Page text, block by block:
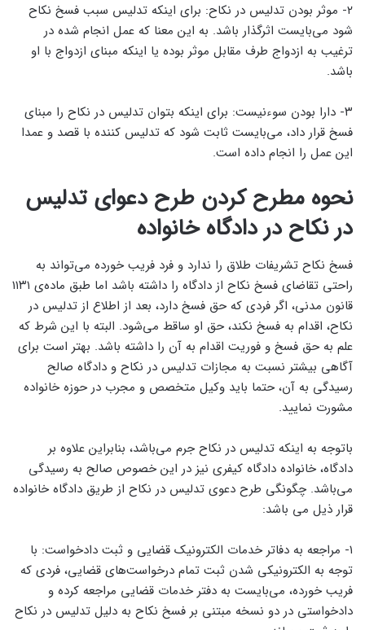
۲- موثر بودن تدلیس در نکاح: برای اینکه تدلیس سبب فسخ نکاح
شود می‌بایست اثرگذار باشد. به این معنا که عمل انجام شده در
ترغیب به ازدواج طرف مقابل موثر بوده یا اینکه مبنای ازدواج با او
باشد.
۳- دارا بودن سوءنیست: برای اینکه بتوان تدلیس در نکاح را مبنای
فسخ قرار داد، می‌بایست ثابت شود که تدلیس کننده با قصد و عمدا
این عمل را انجام داده است.
نحوه مطرح کردن طرح دعوای تدلیس
در نکاح در دادگاه خانواده
فسخ نکاح تشریفات طلاق را ندارد و فرد فریب خورده می‌تواند به
راحتی تقاضای فسخ نکاح از دادگاه را داشته باشد اما طبق ماده‌ی ۱۱۳۱
قانون مدنی، اگر فردی که حق فسخ دارد، بعد از اطلاع از تدلیس در
نکاح، اقدام به فسخ نکند، حق او ساقط می‌شود. البته با این شرط که
علم به حق فسخ و فوریت اقدام به آن را داشته باشد. بهتر است برای
آگاهی بیشتر نسبت به مجازات تدلیس در نکاح و دادگاه صالح
رسیدگی به آن، حتما باید وکیل متخصص و مجرب در حوزه خانواده
مشورت نمایید.
باتوجه به اینکه تدلیس در نکاح جرم می‌باشد، بنابراین علاوه بر
دادگاه، خانواده دادگاه کیفری نیز در این خصوص صالح به رسیدگی
می‌باشد. چگونگی طرح دعوی تدلیس در نکاح از طریق دادگاه خانواده
قرار ذیل می باشد:
۱- مراجعه به دفاتر خدمات الکترونیک قضایی و ثبت دادخواست: با
توجه به الکترونیکی شدن ثبت تمام درخواست‌های قضایی، فردی که
فریب خورده، می‌بایست به دفتر خدمات قضایی مراجعه کرده و
دادخواستی در دو نسخه مبتنی بر فسخ نکاح به دلیل تدلیس در نکاح